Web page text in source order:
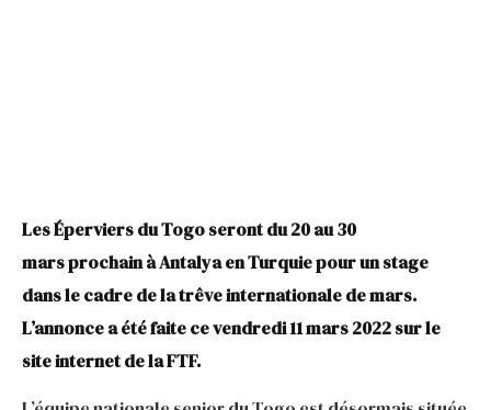
Les Éperviers du Togo seront du20 au 30
marsprochain à Antalya en Turquie pour un stage
dans le cadre de la trêve internationale de mars.
L’annonce a été faite ce vendredi 11 mars 2022 sur le
site internet de la FTF.